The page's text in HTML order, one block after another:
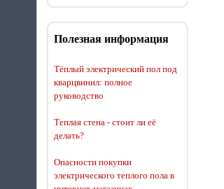
Полезная информация
Тёплый электрический пол под
кварцвинил: полное
руководство
Теплая стена - стоит ли её
делать?
Опасности покупки
электрического теплого пола в